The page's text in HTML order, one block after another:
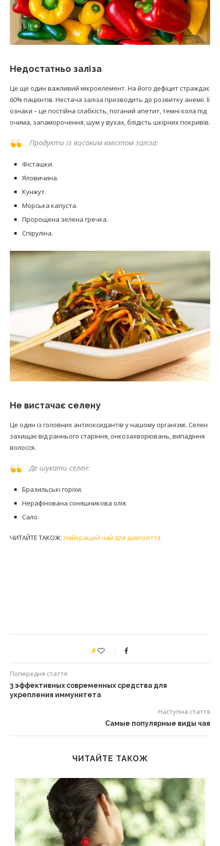
Недостатньо заліза
Це ще один важливий мікроелемент. На його дефіцит страждає
60% пацієнтів. Нестача заліза призводить до розвитку анемії. Її
ознаки – це постійна слабкість, поганий апетит, темні кола під
очима, запаморочення, шум у вухах, блідість шкірних покривів.
Продукти із високим вмістом заліза:
Фісташки.
Яловичина.
Кунжут.
Морська капуста.
Пророщена зелена гречка.
Спіруліна.
Не вистачає селену
Це один із головних антиоксидантів у нашому організмі. Селен
захищає від раннього старіння, онкозахворювань, випадіння
волосся.
Де шукати селен:
Бразильські горіхи.
Нерафінована соняшникова олія.
Сало.
ЧИТАЙТЕ ТАКОЖ: Найкращий чай для довголіття
0
Попередня стаття
3 эффективных современных средства для
укрепления иммунитета
Наступна стаття
Самые популярные виды чая
ЧИТАЙТЕ ТАКОЖ